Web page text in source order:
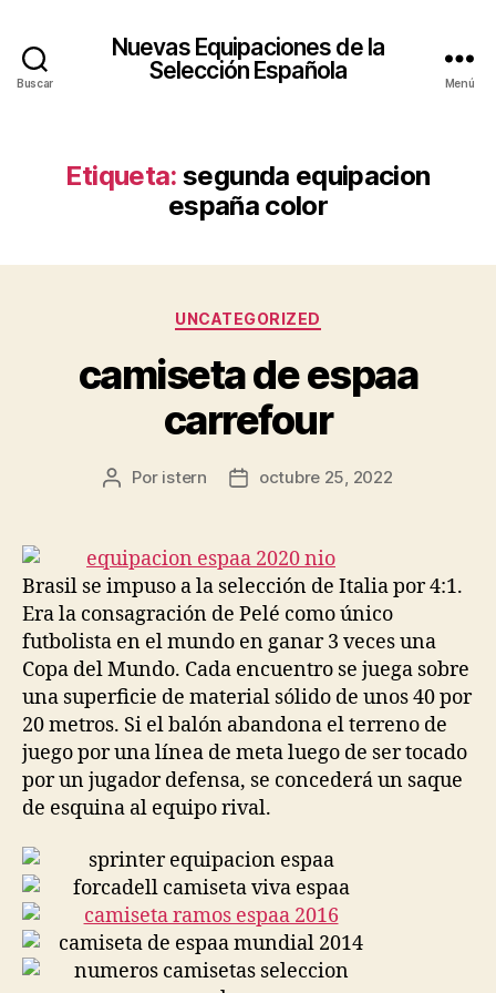
Buscar
Nuevas Equipaciones de la
Selección Española
Menú
Etiqueta: segunda equipacion
españa color
Categorías
UNCATEGORIZED
camiseta de espaa
carrefour
Autor
entrada
Por istern
Fecha
entrada
octubre 25, 2022
Brasil se impuso a la selección de Italia por 4:1.
Era la consagración de Pelé como único
futbolista en el mundo en ganar 3 veces una
Copa del Mundo. Cada encuentro se juega sobre
una superficie de material sólido de unos 40 por
20 metros. Si el balón abandona el terreno de
juego por una línea de meta luego de ser tocado
por un jugador defensa, se concederá un saque
de esquina al equipo rival.